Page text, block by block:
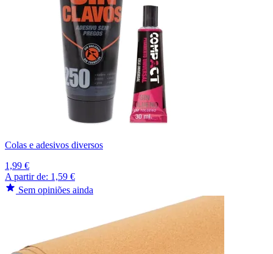
Colas e adesivos diversos
1,99 €
A partir de: 1,59 €
Sem opiniões ainda